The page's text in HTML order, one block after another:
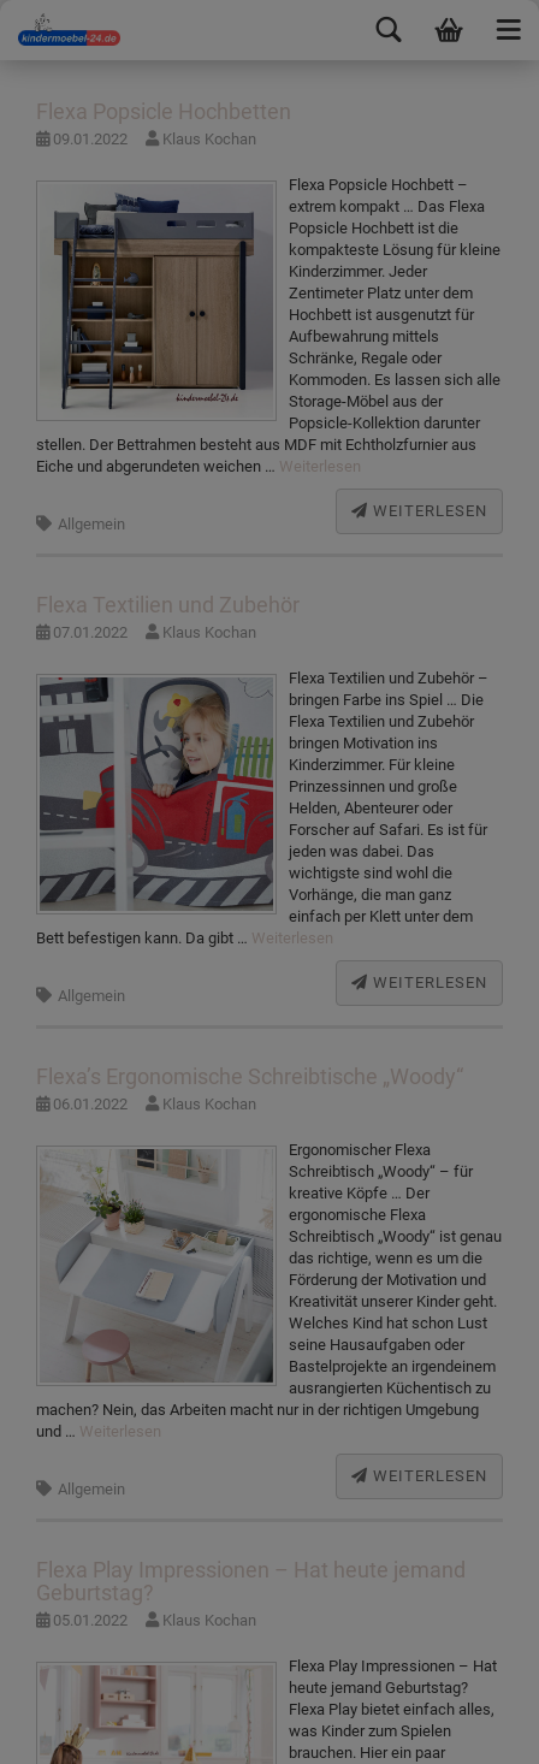
Flexa Popsicle Hochbetten
09.01.2022 Klaus Kochan
Flexa Popsicle Hochbett –
extrem kompakt … Das Flexa
Popsicle Hochbett ist die
kompakteste Lösung für kleine
Kinderzimmer. Jeder
Zentimeter Platz unter dem
Hochbett ist ausgenutzt für
Aufbewahrung mittels
Schränke, Regale oder
Kommoden. Es lassen sich alle
Storage-Möbel aus der
Popsicle-Kollektion darunter
stellen. Der Bettrahmen besteht aus MDF mit Echtholzfurnier aus
Eiche und abgerundeten weichen … Weiterlesen
WEITERLESEN
Allgemein
Flexa Textilien und Zubehör
07.01.2022 Klaus Kochan
Flexa Textilien und Zubehör –
bringen Farbe ins Spiel … Die
Flexa Textilien und Zubehör
bringen Motivation ins
Kinderzimmer. Für kleine
Prinzessinnen und große
Helden, Abenteurer oder
Forscher auf Safari. Es ist für
jeden was dabei. Das
wichtigste sind wohl die
Vorhänge, die man ganz
einfach per Klett unter dem
Bett befestigen kann. Da gibt … Weiterlesen
WEITERLESEN
Allgemein
Flexa’s Ergonomische Schreibtische „Woody“
06.01.2022 Klaus Kochan
Ergonomischer Flexa
Schreibtisch „Woody“ – für
kreative Köpfe … Der
ergonomische Flexa
Schreibtisch „Woody“ ist genau
das richtige, wenn es um die
Förderung der Motivation und
Kreativität unserer Kinder geht.
Welches Kind hat schon Lust
seine Hausaufgaben oder
Bastelprojekte an irgendeinem
ausrangierten Küchentisch zu
machen? Nein, das Arbeiten macht nur in der richtigen Umgebung
und … Weiterlesen
WEITERLESEN
Allgemein
Flexa Play Impressionen – Hat heute jemand
Geburtstag?
05.01.2022 Klaus Kochan
Flexa Play Impressionen – Hat
heute jemand Geburtstag?
Flexa Play bietet einfach alles,
was Kinder zum Spielen
brauchen. Hier ein paar